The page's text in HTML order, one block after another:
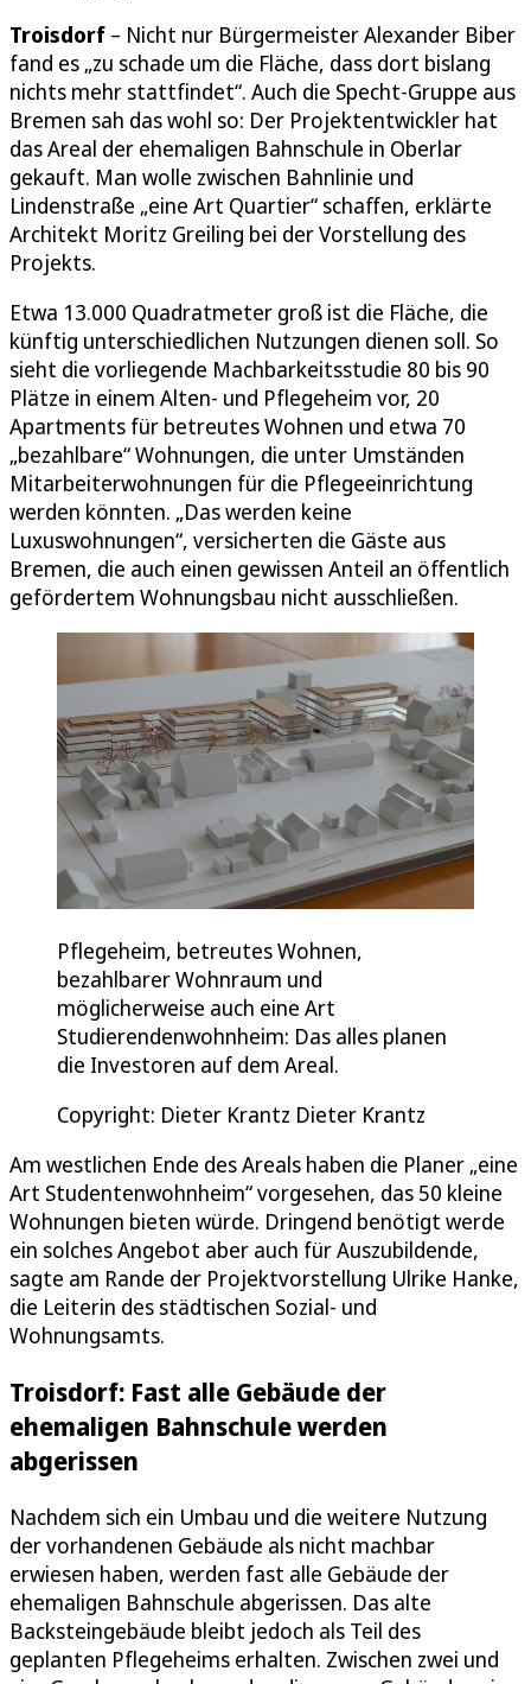
Troisdorf – Nicht nur Bürgermeister Alexander Biber
fand es „zu schade um die Fläche, dass dort bislang
nichts mehr stattfindet“. Auch die Specht-Gruppe aus
Bremen sah das wohl so: Der Projektentwickler hat
das Areal der ehemaligen Bahnschule in Oberlar
gekauft. Man wolle zwischen Bahnlinie und
Lindenstraße „eine Art Quartier“ schaffen, erklärte
Architekt Moritz Greiling bei der Vorstellung des
Projekts.
Etwa 13.000 Quadratmeter groß ist die Fläche, die
künftig unterschiedlichen Nutzungen dienen soll. So
sieht die vorliegende Machbarkeitsstudie 80 bis 90
Plätze in einem Alten- und Pflegeheim vor, 20
Apartments für betreutes Wohnen und etwa 70
„bezahlbare“ Wohnungen, die unter Umständen
Mitarbeiterwohnungen für die Pflegeeinrichtung
werden könnten. „Das werden keine
Luxuswohnungen“, versicherten die Gäste aus
Bremen, die auch einen gewissen Anteil an öffentlich
gefördertem Wohnungsbau nicht ausschließen.
Pflegeheim, betreutes Wohnen,
bezahlbarer Wohnraum und
möglicherweise auch eine Art
Studierendenwohnheim: Das alles planen
die Investoren auf dem Areal.
Copyright: Dieter Krantz Dieter Krantz
Am westlichen Ende des Areals haben die Planer „eine
Art Studentenwohnheim“ vorgesehen, das 50 kleine
Wohnungen bieten würde. Dringend benötigt werde
ein solches Angebot aber auch für Auszubildende,
sagte am Rande der Projektvorstellung Ulrike Hanke,
die Leiterin des städtischen Sozial- und
Wohnungsamts.
Troisdorf: Fast alle Gebäude der
ehemaligen Bahnschule werden
abgerissen
Nachdem sich ein Umbau und die weitere Nutzung
der vorhandenen Gebäude als nicht machbar
erwiesen haben, werden fast alle Gebäude der
ehemaligen Bahnschule abgerissen. Das alte
Backsteingebäude bleibt jedoch als Teil des
geplanten Pflegeheims erhalten. Zwischen zwei und